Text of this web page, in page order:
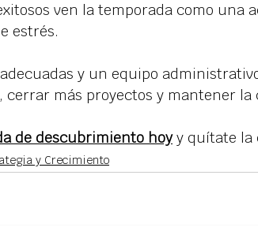
ven la temporada como una
estrés.
y un equipo
cerrar más proyectos y mantener la
de descubrimiento hoy y quítate la
y Crecimiento